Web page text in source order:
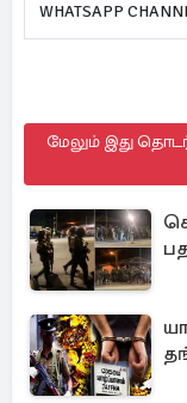
WHATSAPP
மேலும் இது